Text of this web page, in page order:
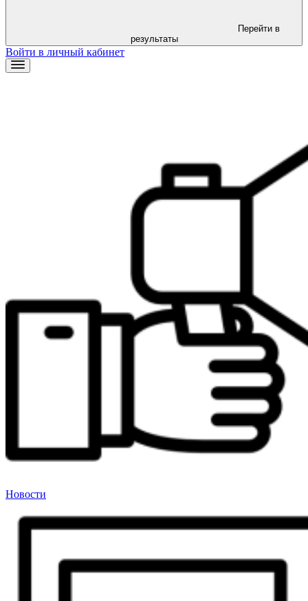
результаты
Войти в личный кабинет
Новости